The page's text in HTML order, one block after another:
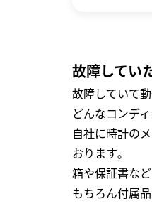
故障してい
故障していて
どんなコンデ
自社に時計の
おります｡
箱や保証書な
もちろん付属